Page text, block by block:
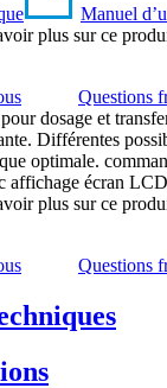
Manuel
plus sur ce
Questions
dosage et
Différentes
optimale.
affichage écran LCD
plus sur ce
Questions